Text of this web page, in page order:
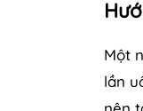
Một
lần